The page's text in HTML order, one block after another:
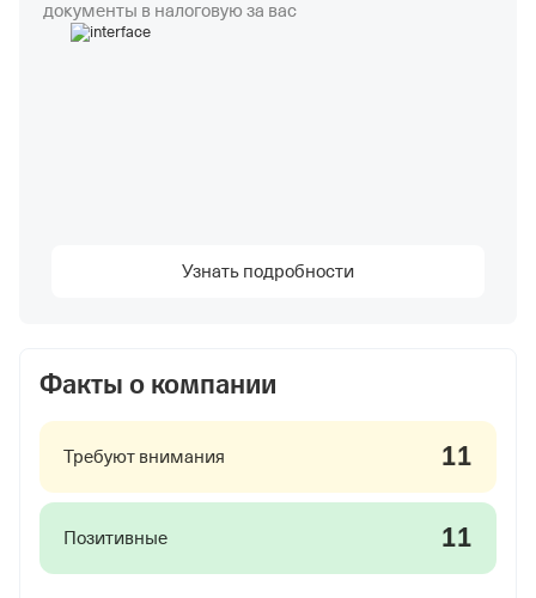
документы в налоговую за вас
Узнать подробности
Факты о компании
Требуют внимания 11
Позитивные 11